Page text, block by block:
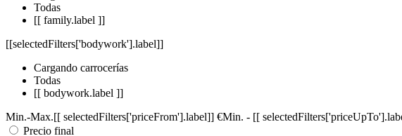
Todas
[[ family.label ]]
[[selectedFilters['bodywork'].label]]
Cargando carrocerías
Todas
[[ bodywork.label ]]
Min.-Max.[[ selectedFilters['priceFrom'].label]] €Min. - [[
Precio final